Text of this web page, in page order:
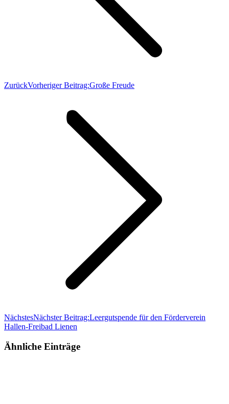
ZurückVorheriger Beitrag:Große Freude
NächstesNächster Beitrag:Leergutspende für den Förderverein
Hallen-Freibad Lienen
Ähnliche Einträge